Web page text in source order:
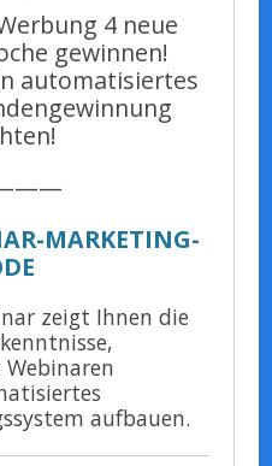
4 neue
gewinnen!
automatisiertes
MARKETING-
zeigt Ihnen die
aufbauen.